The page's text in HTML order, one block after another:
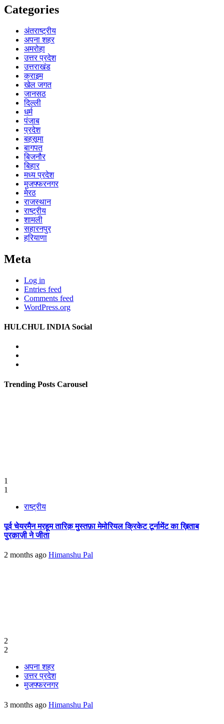
Categories
अंतराष्ट्रीय
अपना शहर
अमरोहा
उत्तर प्रदेश
उत्तराखंड
क्राइम
खेल जगत
जानसठ
दिल्ली
धर्म
पंजाब
प्रदेश
बहसूमा
बागपत
बिजनौर
बिहार
मध्य प्रदेश
मुजफ्फरनगर
मेरठ
राजस्थान
राष्ट्रीय
शामली
सहारनपुर
हरियाणा
Meta
Log in
Entries feed
Comments feed
WordPress.org
HULCHUL INDIA Social
Trending Posts Carousel
1
1
राष्ट्रीय
पूर्व चेयरमैन मरहूम तारिक़ मुस्तफ़ा मेमोरियल क्रिकेट टूर्नामेंट का ख़िताब
पुरक़ाज़ी ने जीता
2 months ago Himanshu Pal
2
2
अपना शहर
उत्तर प्रदेश
मुजफ्फरनगर
3 months ago Himanshu Pal